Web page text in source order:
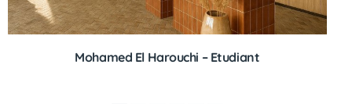
Mohamed El Harouchi – Etudiant